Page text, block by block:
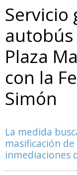
Servicio
Plaza
con la
Simón
La medida
masificación
inmediaciones